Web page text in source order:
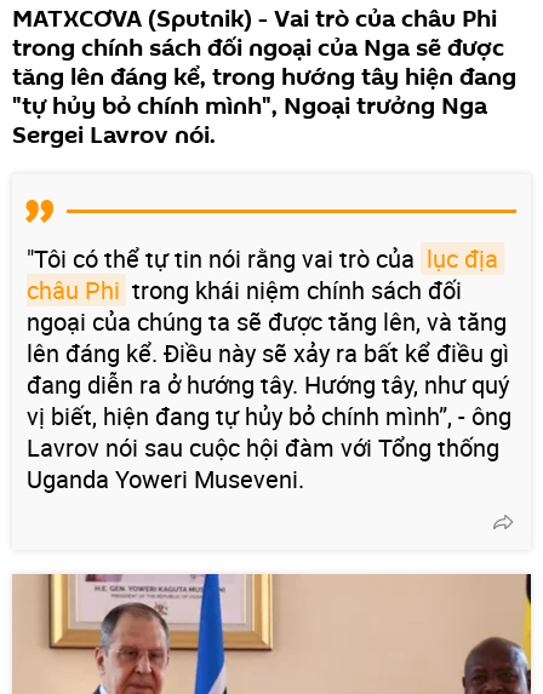
MATXCƠVA (Sputnik) - Vai trò của châu Phi
trong chính sách đối ngoại của Nga sẽ được
tăng lên đáng kể, trong hướng tây hiện đang
"tự hủy bỏ chính mình", Ngoại trưởng Nga
Sergei Lavrov nói.
"Tôi có thể tự tin nói rằng vai trò của lục địa
châu Phi trong khái niệm chính sách đối
ngoại của chúng ta sẽ được tăng lên, và tăng
lên đáng kể. Điều này sẽ xảy ra bất kể điều gì
đang diễn ra ở hướng tây. Hướng tây, như quý
vị biết, hiện đang tự hủy bỏ chính mình”, - ông
Lavrov nói sau cuộc hội đàm với Tổng thống
Uganda Yoweri Museveni.